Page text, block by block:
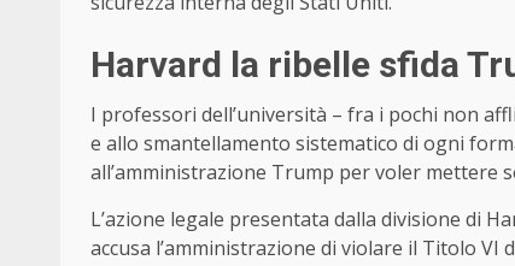
Harvard la ribelle sfida
I professori dell’università – fra i pochi non
e allo smantellamento sistematico di ogni
all’amministrazione Trump per voler mettere
L’azione legale presentata dalla divisione di
accusa l’amministrazione di violare il Titolo VI